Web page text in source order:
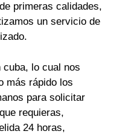
primeras calidades,
un servicio de
lo cual nos
más rápido los
para solicitar
requieras,
24 horas,